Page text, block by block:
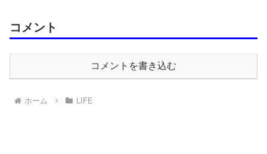
コメント
コメントを書き込む
ホーム LIFE